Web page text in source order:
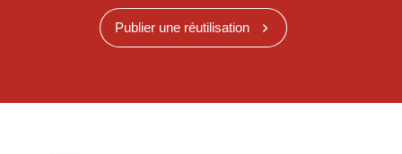
Publier une réutilisation